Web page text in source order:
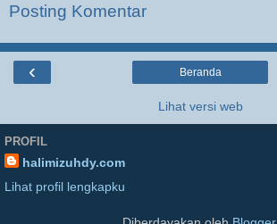
Posting Komentar
‹ Beranda
Lihat versi web
PROFIL
halimizuhdy.com
Lihat profil lengkapku